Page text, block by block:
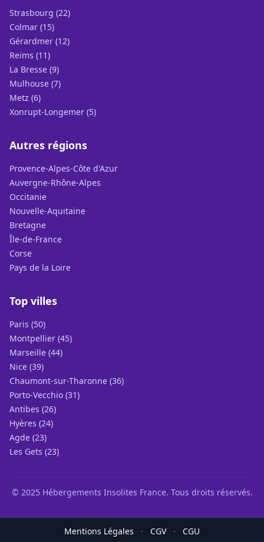
Strasbourg (22)
Colmar (15)
Gérardmer (12)
Reims (11)
La Bresse (9)
Mulhouse (7)
Metz (6)
Xonrupt-Longemer (5)
Autres régions
Provence-Alpes-Côte d'Azur
Auvergne-Rhône-Alpes
Occitanie
Nouvelle-Aquitaine
Bretagne
Île-de-France
Corse
Pays de la Loire
Top villes
Paris (50)
Montpellier (45)
Marseille (44)
Nice (39)
Chaumont-sur-Tharonne (36)
Porto-Vecchio (31)
Antibes (26)
Hyères (24)
Agde (23)
Les Gets (23)
© 2025 Hébergements Insolites France. Tous droits réservés.
Mentions Légales · CGV · CGU